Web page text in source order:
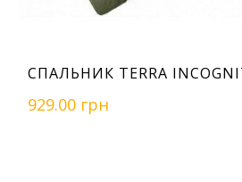
СПАЛЬНИК TERRA
929.00 грн